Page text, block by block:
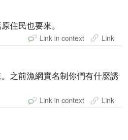
住民也要來。
Link in context Link
之前漁網實名制你們有什麼誘
Link in context Link